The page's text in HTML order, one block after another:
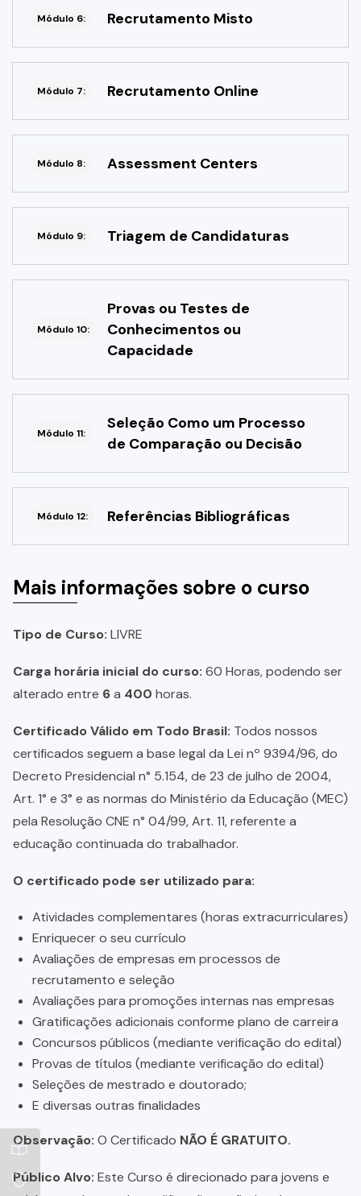
Módulo 6: Recrutamento Misto
Módulo 7: Recrutamento Online
Módulo 8: Assessment Centers
Módulo 9: Triagem de Candidaturas
Módulo 10:
Provas ou Testes de
Conhecimentos ou
Capacidade
Módulo 11:
Seleção Como um Processo
de Comparação ou Decisão
Módulo 12: Referências Bibliográficas
Mais informações sobre o curso
Tipo de Curso: LIVRE
Carga horária inicial do curso: 60 Horas, podendo ser
alterado entre 6a 400 horas.
Certificado Válido em Todo Brasil: Todos nossos
certificados seguem a base legal da Lei nº 9394/96, do
Decreto Presidencial n° 5.154, de 23 de julho de 2004,
Art. 1° e 3° e as normas do Ministério da Educação (MEC)
pela Resolução CNE n° 04/99, Art. 11, referente a
educação continuada do trabalhador.
O certificado pode ser utilizado para:
Atividades complementares (horas extracurriculares)
Enriquecer o seu currículo
Avaliações de empresas em processos de
recrutamento e seleção
Avaliações para promoções internas nas empresas
Gratificações adicionais conforme plano de carreira
Concursos públicos (mediante verificação do edital)
Provas de títulos (mediante verificação do edital)
Seleções de mestrado e doutorado;
E diversas outras finalidades
Observação: O Certificado NÃO É GRATUITO.
Público Alvo: Este Curso é direcionado para jovens e